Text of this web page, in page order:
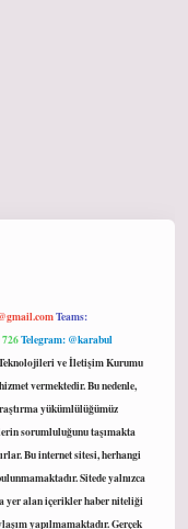
Teams:
Telegram: @karabul
ve İletişim Kurumu
vermektedir. Bu nedenle,
yükümlülüğümüz
sorumluluğunu taşımakta
Bu internet sitesi, herhangi
Sitede yalnızca
yer alan içerikler haber niteliği
yapılmamaktadır. Gerçek